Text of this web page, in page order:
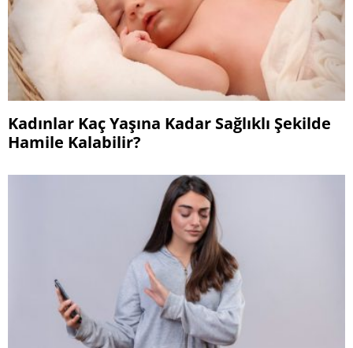
Kadınlar Kaç Yaşına Kadar Sağlıklı Şekilde
Hamile Kalabilir?